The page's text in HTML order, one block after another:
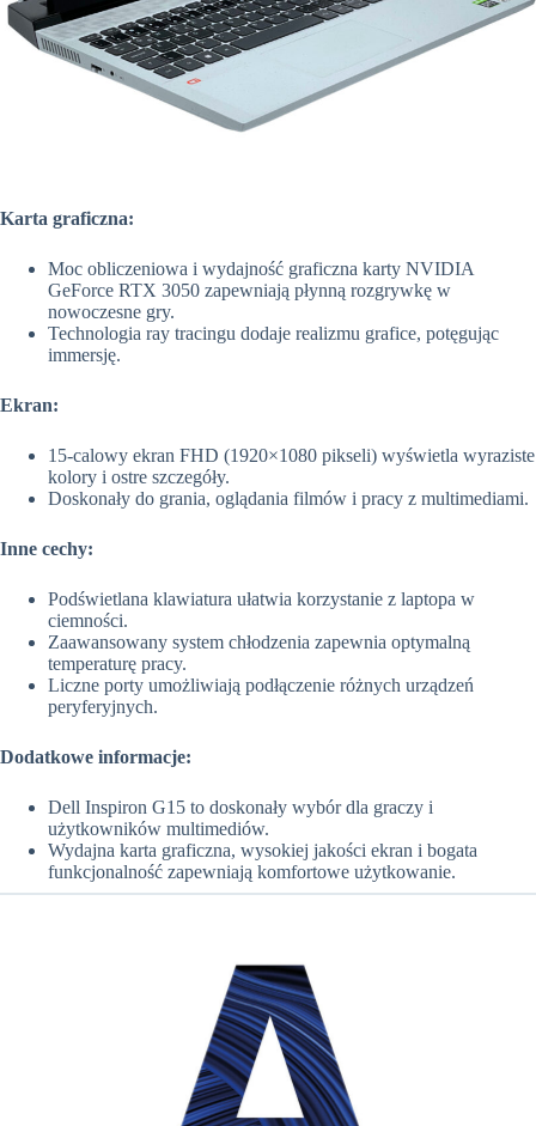
Karta graficzna:
Moc obliczeniowa i wydajność graficzna karty NVIDIA
GeForce RTX 3050 zapewniają płynną rozgrywkę w
nowoczesne gry.
Technologia ray tracingu dodaje realizmu grafice, potęgując
immersję.
Ekran:
15-calowy ekran FHD (1920×1080 pikseli) wyświetla wyraziste
kolory i ostre szczegóły.
Doskonały do grania, oglądania filmów i pracy z multimediami.
Inne cechy:
Podświetlana klawiatura ułatwia korzystanie z laptopa w
ciemności.
Zaawansowany system chłodzenia zapewnia optymalną
temperaturę pracy.
Liczne porty umożliwiają podłączenie różnych urządzeń
peryferyjnych.
Dodatkowe informacje:
Dell Inspiron G15 to doskonały wybór dla graczy i
użytkowników multimediów.
Wydajna karta graficzna, wysokiej jakości ekran i bogata
funkcjonalność zapewniają komfortowe użytkowanie.